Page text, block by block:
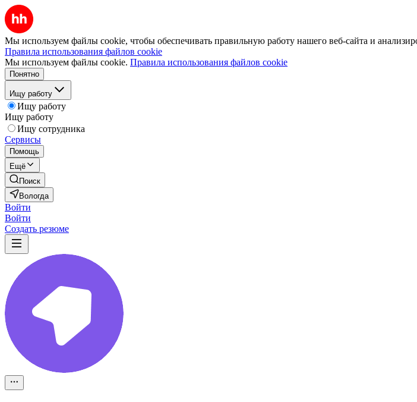
Мы используем файлы cookie, чтобы обеспечивать правильную работу нашего веб-сайта и
Правила использования файлов cookie
Мы используем файлы cookie. Правила использования файлов cookie
Понятно
Ищу работу
Ищу работу
Ищу работу
Ищу сотрудника
Сервисы
Помощь
Ещё
Поиск
Вологда
Войти
Войти
Создать резюме